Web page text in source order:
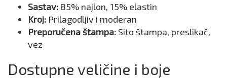
Sastav: 85% najlon, 15% elastin
Kroj: Prilagodljiv i moderan
Preporučena štampa: Sito štampa, preslikač,
vez
Dostupne veličine i boje